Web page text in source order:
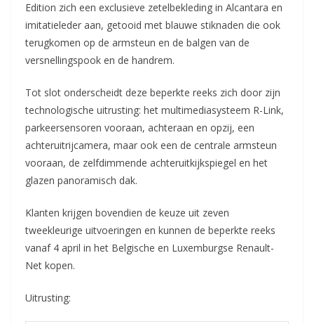
Edition zich een exclusieve zetelbekleding in Alcantara en
imitatieleder aan, getooid met blauwe stiknaden die ook
terugkomen op de armsteun en de balgen van de
versnellingspook en de handrem.
Tot slot onderscheidt deze beperkte reeks zich door zijn
technologische uitrusting: het multimediasysteem R-Link,
parkeersensoren vooraan, achteraan en opzij, een
achteruitrijcamera, maar ook een de centrale armsteun
vooraan, de zelfdimmende achteruitkijkspiegel en het
glazen panoramisch dak.
Klanten krijgen bovendien de keuze uit zeven
tweekleurige uitvoeringen en kunnen de beperkte reeks
vanaf 4 april in het Belgische en Luxemburgse Renault-
Net kopen.
Uitrusting: